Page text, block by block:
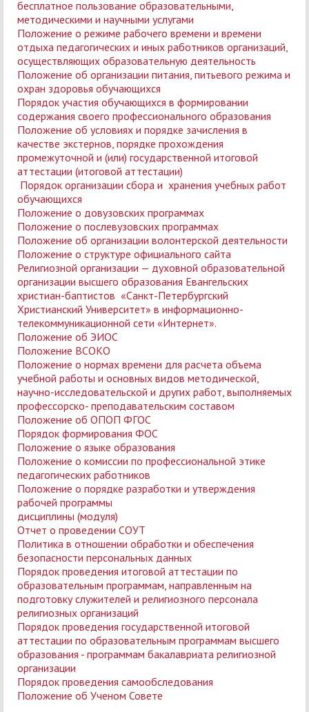
бесплатное пользование образовательными,
методическими и научными услугами
Положение о режиме рабочего времени и времени
отдыха педагогических и иных работников организаций,
осуществляющих образовательную деятельность
Положение об организации питания, питьевого режима и
охран здоровья обучающихся
Порядок участия обучающихся в формировании
содержания своего профессионального образования
Положение об условиях и порядке зачисления в
качестве экстернов, порядке прохождения
промежуточной и (или) государственной итоговой
аттестации (итоговой аттестации)
Порядок организации сбора и хранения учебных работ
обучающихся
Положение о довузовских программах
Положение о послевузовских программах
Положение об организации волонтерской деятельности
Положение о структуре официального сайта
Религиозной организации — духовной образовательной
организации высшего образования Евангельских
христиан-баптистов «Санкт-Петербургский
Христианский Университет» в информационно-
телекоммуникационной сети «Интернет».
Положение об ЭИОС
Положение ВСОКО
Положение о нормах времени для расчета объема
учебной работы и основных видов методической,
научно-исследовательской и других работ, выполняемых
профессорско- преподавательским составом
Положение об ОПОП ФГОС
Порядок формирования ФОС
Положение о языке образования
Положение о комиссии по профессиональной этике
педагогических работников
Положение о порядке разработки и утверждения
рабочей программы
дисциплины (модуля)
Отчет о проведении СОУТ
Политика в отношении обработки и обеспечения
безопасности персональных данных
Порядок проведения итоговой аттестации по
образовательным программам, направленным на
подготовку служителей и религиозного персонала
религиозных организаций
Порядок проведения государственной итоговой
аттестации по образовательным программам высшего
образования - программам бакалавриата религиозной
организации
Порядок проведения самообследования
Положение об Ученом Совете